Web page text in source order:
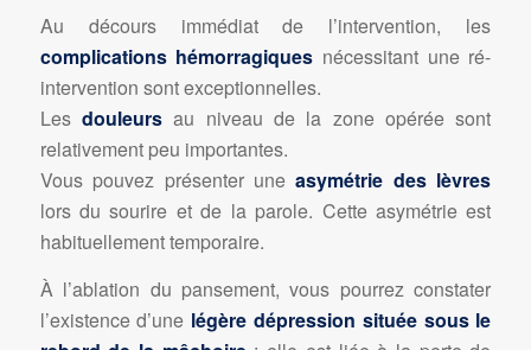
Au décours immédiat de l’intervention, les
complications hémorragiques nécessitant une ré-
intervention sont exceptionnelles.
Les douleursau niveau de la zone opérée sont
relativement peu importantes.
Vous pouvez présenter uneasymétrie des lèvres
lors du sourire et de la parole. Cette asymétrie est
habituellement temporaire.
À l’ablation du pansement, vous pourrez constater
l’existence d’une légère dépression située sous le